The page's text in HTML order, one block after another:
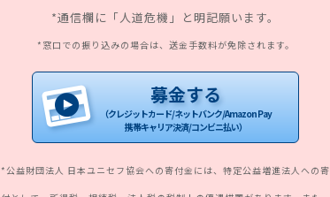
*通信欄に「人道危機」と明記願います。
*窓口での振り込みの場合は、送金手数料が免除されます。
募金する
（クレジットカード/ネットバンク/Amazon Pay
携帯キャリア決済/コンビニ払い）
*公益財団法人 日本ユニセフ協会への寄付金には、特定公益増進法人への寄